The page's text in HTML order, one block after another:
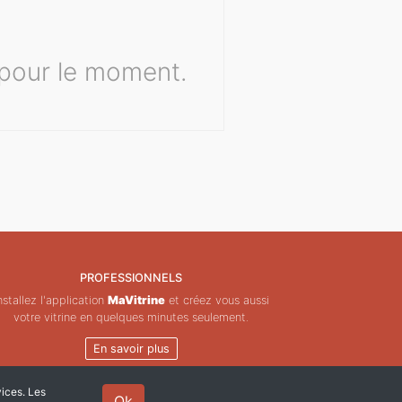
le moment.
PROFESSIONNELS
l'application MaVitrineet créez vous aussi
votre vitrine en quelques minutes seulement.
En savoir plus
Les